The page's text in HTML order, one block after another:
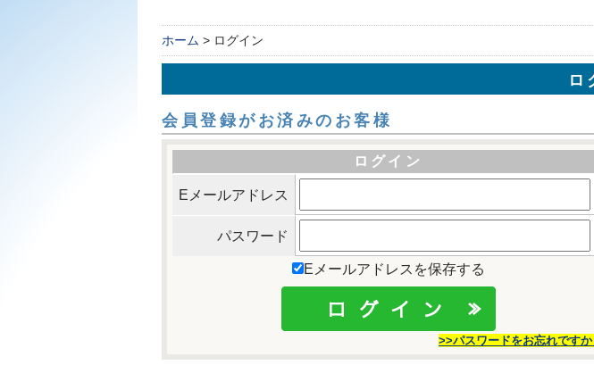
ホーム > ログイン
ロ
会員登録がお済みのお客様
ログイン
Eメールアドレス
パスワード
Eメールアドレスを保存する
>>パスワードをお忘れですか